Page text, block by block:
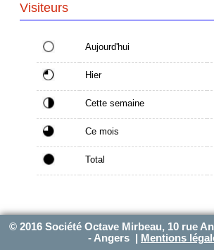
Visiteurs
Aujourd'hui
Hier
Cette semaine
Ce mois
Total
© 2016 Société Octave Mirbeau, 10 rue
- Angers |
Mentions